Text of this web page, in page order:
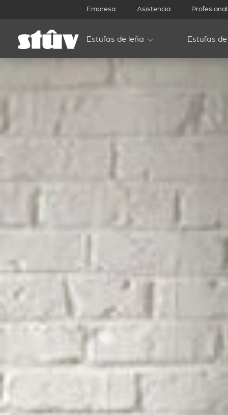
Empresa Asistencia
Estufas de leña Estufas